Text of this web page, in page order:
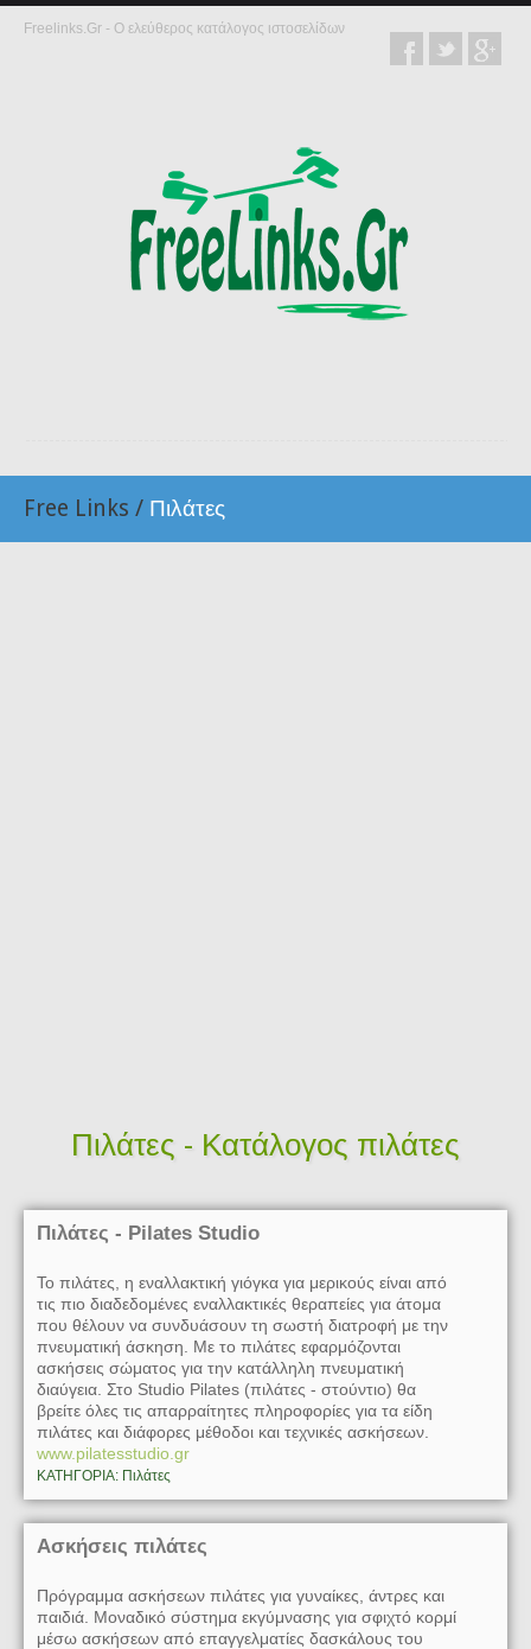
Freelinks.Gr - Ο ελεύθερος κατάλογος ιστοσελίδων
Free Links / Πιλάτες
Πιλάτες - Κατάλογος πιλάτες
Πιλάτες - Pilates Studio
Το πιλάτες, η εναλλακτική γιόγκα για μερικούς είναι από
τις πιο διαδεδομένες εναλλακτικές θεραπείες για άτομα
που θέλουν να συνδυάσουν τη σωστή διατροφή με την
πνευματική άσκηση. Με το πιλάτες εφαρμόζονται
ασκήσεις σώματος για την κατάλληλη πνευματική
διαύγεια. Στο Studio Pilates (πιλάτες - στούντιο) θα
βρείτε όλες τις απαρραίτητες πληροφορίες για τα είδη
πιλάτες και διάφορες μέθοδοι και τεχνικές ασκήσεων.
www.pilatesstudio.gr
ΚΑΤΗΓΟΡΙΑ: Πιλάτες
Ασκήσεις πιλάτες
Πρόγραμμα ασκήσεων πιλάτες για γυναίκες, άντρες και
παιδιά. Μοναδικό σύστημα εκγύμνασης για σφιχτό κορμί
μέσω ασκήσεων από επαγγελματίες δασκάλους του